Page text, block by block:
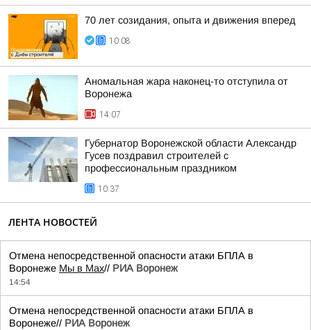
70 лет созидания, опыта и движения вперед
10:08
Аномальная жара наконец-то отступила от
Воронежа
14:07
Губернатор Воронежской области Александр
Гусев поздравил строителей с
профессиональным праздником
10:37
ЛЕНТА НОВОСТЕЙ
Отмена непосредственной опасности атаки БПЛА в
Воронеже Мы в Мах// РИА Воронеж
14:54
Отмена непосредственной опасности атаки БПЛА в
Воронеже// РИА Воронеж